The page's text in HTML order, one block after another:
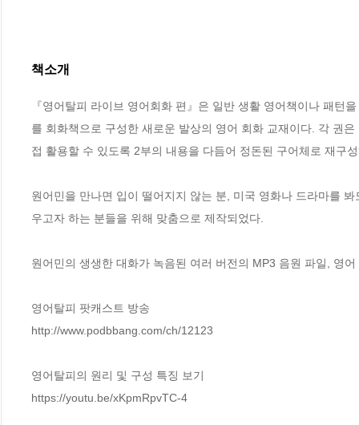
책소개
『영어탈피 라이브 영어회화 편』은 일반 생활 영어책이나 패턴
를 회화책으로 구성한 새로운 발상의 영어 회화 교재이다. 각 권
접 활용할 수 있도록 2부의 내용을 다듬어 정돈된 구어체로 재구
원어민을 만나면 입이 떨어지지 않는 분, 미국 영화나 드라마를
우고자 하는 분들을 위해 맞춤으로 제작되었다.
원어민의 생생한 대화가 녹음된 여러 버전의 MP3 음원 파일, 영
영어탈피 팟캐스트 방송
http://www.podbbang.com/ch/12123
영어탈피의 원리 및 구성 특징 보기
https://youtu.be/xKpmRpvTC-4